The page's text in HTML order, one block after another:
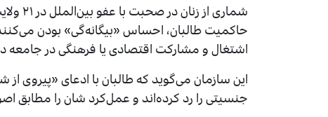
شماری
حاکمیت طالبان، احساس «بیگانه‌گی» بودن
اشتغال و مشارکت اقتصادی یا فرهنگی در جامعه
این سازمان می‌گوید که طالبان با ادعای «پیروی
جنسیتی را رد کرده‌اند و عمل‌کرد شان را مطابق